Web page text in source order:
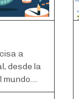
a
desde la